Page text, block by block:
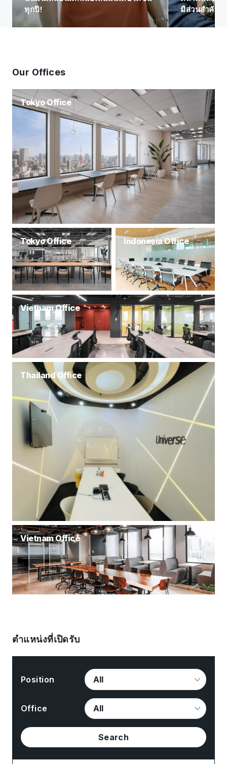
ทุกปี!
มีส่วนสำคัญ
Our Offices
Tokyo Office
Tokyo Office Indonesia Office
Vietnam Office
Thailand Office
Vietnam Office
ตำแหน่งที่เปิดรับ
Position
Office
Search